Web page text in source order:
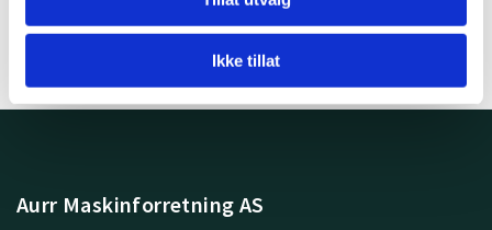
Ikke tillat
Aurr Maskinforretning AS